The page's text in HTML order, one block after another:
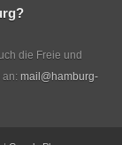
die Freie und
an:mail@hamburg-